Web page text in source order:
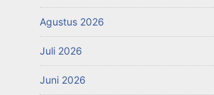
Agustus 2026
Juli 2026
Juni 2026